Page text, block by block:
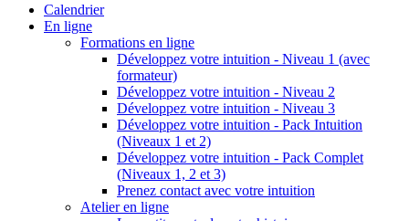
Calendrier
En ligne
Formations en ligne
Développez votre intuition - Niveau 1 (avec
formateur)
Développez votre intuition - Niveau 2
Développez votre intuition - Niveau 3
Développez votre intuition - Pack Intuition
(Niveaux 1 et 2)
Développez votre intuition - Pack Complet
(Niveaux 1, 2 et 3)
Prenez contact avec votre intuition
Atelier en ligne